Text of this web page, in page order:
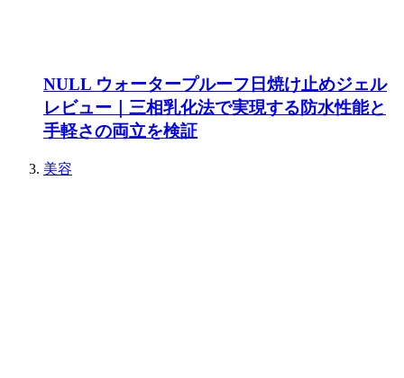
NULL ウォータープルーフ日焼け止めジェル
レビュー｜三相乳化法で実現する防水性能と
手軽さの両立を検証
美容